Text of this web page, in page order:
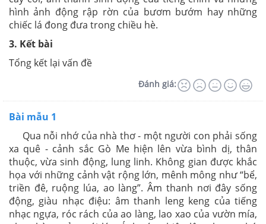
hình ảnh động rập rờn của bươm bướm hay những
chiếc lá đong đưa trong chiều hè.
3. Kết bài
Tổng kết lại vấn đề
Đánh giá:
Bài mẫu 1
Qua nỗi nhớ của nhà thơ - một người con phải sống
xa quê - cảnh sắc Gò Me hiện lên vừa bình dị, thân
thuộc, vừa sinh động, lung linh. Không gian được khắc
họa với những cảnh vật rộng lớn, mênh mông như “bể,
triền đê, ruộng lúa, ao làng”. Âm thanh nơi đây sống
động, giàu nhạc điệu: âm thanh leng keng của tiếng
nhạc ngựa, róc rách của ao làng, lao xao của vườn mía,